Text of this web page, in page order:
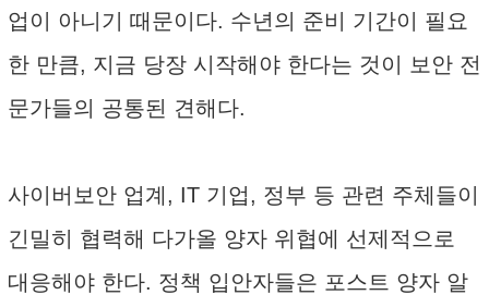
업이 아니기 때문이다. 수년의 준비 기간이 필요
한 만큼, 지금 당장 시작해야 한다는 것이 보안 전
문가들의 공통된 견해다.
사이버보안 업계, IT 기업, 정부 등 관련 주체들이
긴밀히 협력해 다가올 양자 위협에 선제적으로
대응해야 한다. 정책 입안자들은 포스트 양자 알